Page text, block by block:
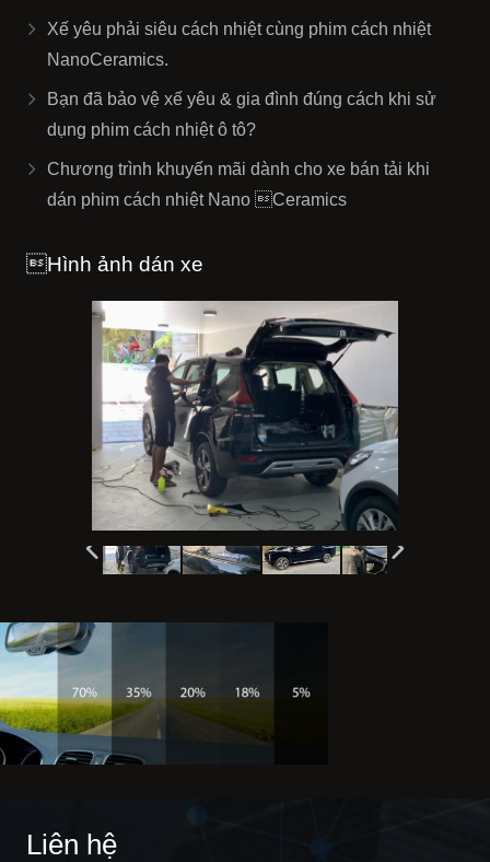
Xế yêu phải siêu cách nhiệt cùng phim cách nhiệt
NanoCeramics.
Bạn đã bảo vệ xế yêu & gia đình đúng cách khi sử
dụng phim cách nhiệt ô tô?
Chương trình khuyến mãi dành cho xe bán tải khi
dán phim cách nhiệt Nano Ceramics
Hình ảnh dán xe
Liên hệ